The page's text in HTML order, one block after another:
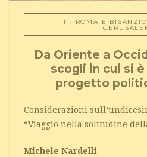
11. ROMA E
Da Oriente a
scogli in cui si
progetto
Considerazioni
“Viaggio nella solitudine
Michele Nardelli